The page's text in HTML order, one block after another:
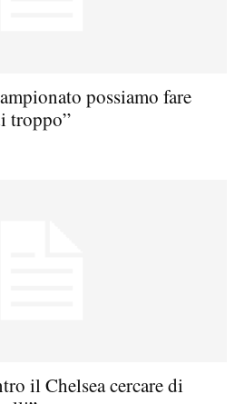
possiamo fare
troppo”
il Chelsea cercare di